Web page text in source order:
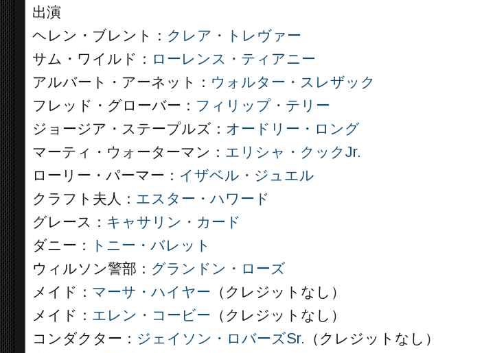
出演
ヘレン・ブレント： クレア・トレヴァー
サム・ワイルド： ローレンス・ティアニー
アルバート・アーネット： ウォルター・スレザック
フレッド・グローバー： フィリップ・テリー
ジョージア・ステープルズ： オードリー・ロング
マーティ・ウォーターマン： エリシャ・クックJr.
ローリー・パーマー： イザベル・ジュエル
クラフト夫人： エスター・ハワード
グレース： キャサリン・カード
ダニー：
トニー・バレット
ウィルソン警部： グランドン・ローズ
メイド： マーサ・ハイヤー （クレジットなし）
メイド： エレン・コービー （クレジットなし）
コンダクター： ジェイソン・ロバーズSr. （クレジットなし）